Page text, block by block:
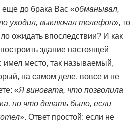
до брака Вас «обманывал,
уходил, выключал телефон», то
ожидать впоследствии? И как
здание настоящей
имел место, так называемый,
на самом деле, вовсе и не
«Я виновата, что позволила
но что делать было, если
». Ответ простой: если не